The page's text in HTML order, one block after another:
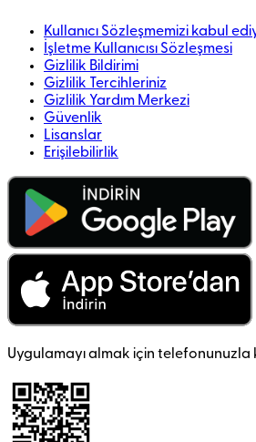
Kullanıcı Sözleşmemizi kabul
İşletme Kullanıcısı Sözleşmesi
Gizlilik Bildirimi
Gizlilik Tercihleriniz
Gizlilik Yardım Merkezi
Güvenlik
Lisanslar
Erişilebilirlik
Uygulamayı almak için telefonunuzla